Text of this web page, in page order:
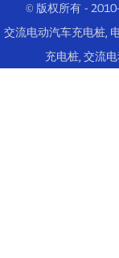
© 版权所有 -
交流电动汽车充电桩,
充电桩, 交流